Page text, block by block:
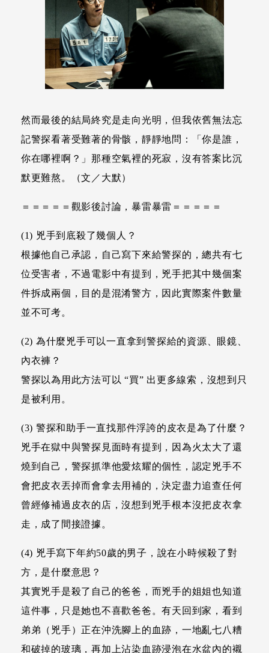
然而最後的結局終究是走向光明，但我依舊無法忘
記警探看著受難著的骨骸，靜靜地問：「你是誰，
你在哪裡啊？」那種空氣裡的死寂，沒有答案比沉
默更難熬。（文／大默）
＝＝＝＝＝觀影後討論，暴雷暴雷＝＝＝＝＝
(1) 兇手到底殺了幾個人？
根據他自己承認，自己寫下來給警探的，總共有七
位受害者，不過電影中有提到，兇手把其中幾個案
件拆成兩個，目的是混淆警方，因此實際案件數量
並不可考。
(2) 為什麼兇手可以一直拿到警探給的資源、眼鏡、
內衣褲？
警探以為用此方法可以 “買” 出更多線索，沒想到只
是被利用。
(3) 警探和助手一直找那件浮誇的皮衣是為了什麼？
兇手在獄中與警探見面時有提到，因為火太大了還
燒到自己，警探抓準他愛炫耀的個性，認定兇手不
會把皮衣丟掉而會拿去用補的，決定盡力追查任何
曾經修補過皮衣的店，沒想到兇手根本沒把皮衣拿
走，成了間接證據。
(4) 兇手寫下年約50歲的男子，說在小時候殺了對
方，是什麼意思？
其實兇手是殺了自己的爸爸，而兇手的姐姐也知道
這件事，只是她也不喜歡爸爸。有天回到家，看到
弟弟（兇手）正在沖洗腳上的血跡，一地亂七八糟
和破掉的玻璃，再加上沾染血跡浸泡在水盆內的襯